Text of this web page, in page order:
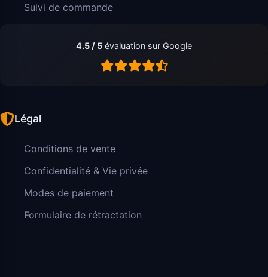
Suivi de commande
4.5 / 5 évaluation sur Google
Légal
Conditions de vente
Confidentialité & Vie privée
Modes de paiement
Formulaire de rétractation